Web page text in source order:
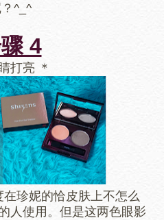
^_^
4
打亮 ＊
珍妮的恰皮肤上不怎么
人使用。但是这两色眼影